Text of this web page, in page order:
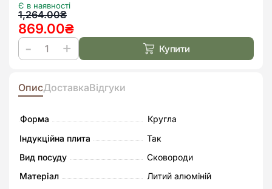
Є в наявності
1,264.00₴
Оригінальна
ціна:
1,264.00₴.
869.00₴
Поточна
ціна:
869.00₴.
Matrix
см,
Kohen
Купити
ОписДоставкаВідгуки
Форма
Кругла
Індукційна плита
Так
Вид посуду
Сковороди
Матеріал
Литий алюміній